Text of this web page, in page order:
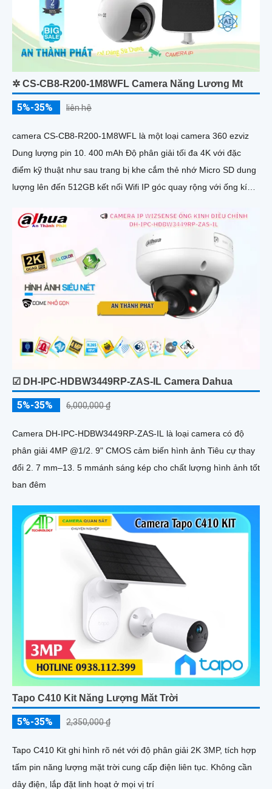
✲ CS-CB8-R200-1M8WFL Camera Năng Lương Mt
5%-35% liên hệ
camera CS-CB8-R200-1M8WFL là một loại camera 360 ezviz
Dung lượng pin 10. 400 mAh Độ phân giải tối đa 4K với đặc
điểm kỹ thuật như sau trang bị khe cắm thẻ nhớ Micro SD dung
lượng lên đến 512GB kết nối Wifi IP góc quay rộng với ống kính
☑ DH-IPC-HDBW3449RP-ZAS-IL Camera Dahua
5%-35% 6,000,000 ₫
Camera DH-IPC-HDBW3449RP-ZAS-IL là loại camera có độ
phân giải 4MP @1/2. 9" CMOS cảm biến hình ảnh Tiêu cự thay
đổi 2. 7 mm–13. 5 mmánh sáng kép cho chất lượng hình ảnh tốt
ban đêm
Tapo C410 Kit Năng Lượng Măt Trời
5%-35% 2,350,000 ₫
Tapo C410 Kit ghi hình rõ nét với độ phân giải 2K 3MP, tích hợp
tấm pin năng lượng mặt trời cung cấp điện liên tục. Không cần
dây điện, lắp đặt linh hoạt ở mọi vị trí